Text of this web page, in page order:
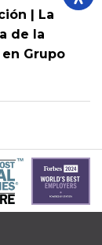
| La
de la
Grupo